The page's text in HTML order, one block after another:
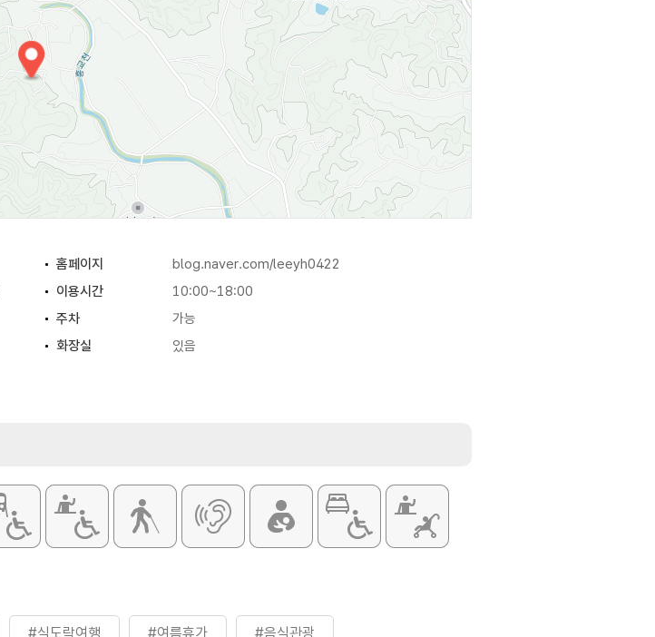
홈페이지
blog.naver.com/leeyh0422
이용시간
10:00~18:00
주차
가능
화장실 있음
#식도락여행 #여름휴가 #음식관광